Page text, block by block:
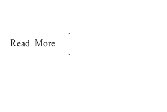
Read More